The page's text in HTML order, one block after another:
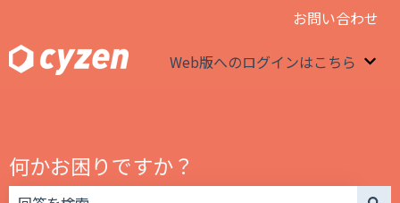
お問い合わせ
Web版へのログインはこちら
何かお困りですか？